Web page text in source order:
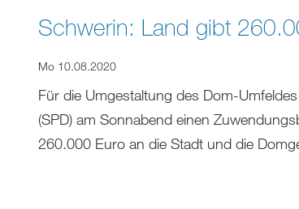
Schwerin: Land gibt
Mo 10.08.2020
Für die Umgestaltung des Dom-
(SPD) am Sonnabend einen
260.000 Euro an die Stadt und die